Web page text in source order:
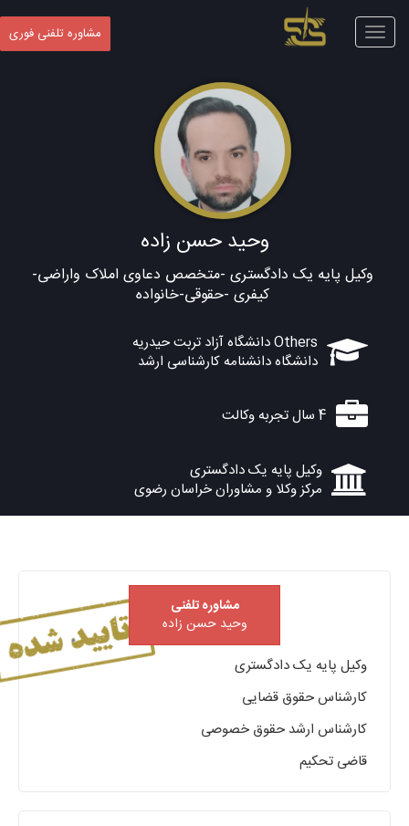
Toggle
navigation
مشاوره تلفنی فوری
وحید حسن زاده
وکیل پایه یک دادگستری -متخصص دعاوی املاک واراضی-
کیفری -حقوقی-خانواده
Others دانشگاه آزاد تربت حیدریه
دانشگاه دانشنامه کارشناسی ارشد
4 سال تجربه وکالت
وکیل پایه یک دادگستری
مرکز وکلا و مشاوران خراسان رضوی
مشاوره تلفنی
وحید حسن زاده
وکیل پایه یک دادگستری
کارشناس حقوق قضایی
کارشناس ارشد حقوق خصوصی
قاضی تحکیم